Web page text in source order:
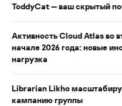
ToddyCat — ваш скрытый
Активность Cloud Atlas во
начале 2026 года: новые
нагрузка
Librarian Likho
кампанию группы